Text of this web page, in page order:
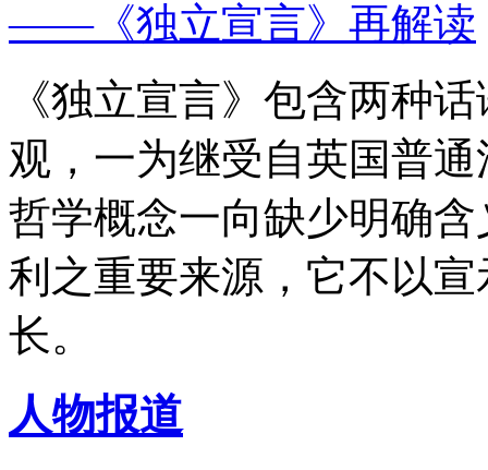
——《独立宣言》再解读
《独立宣言》包含两种
观，一为继受自英国普
哲学概念一向缺少明确
利之重要来源，它不以
长。
人物报道